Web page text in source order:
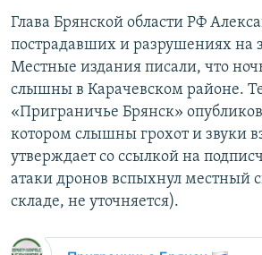
Глава Брянской области РФ
пострадавших и разрушениях на
Местные издания писали, что
слышны в Карачевском районе.
«Приграничье Брянск»
котором слышны грохот и звуки
утверждает со ссылкой на
атаки дронов вспыхнул местный
складе, не уточняется).